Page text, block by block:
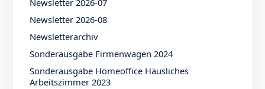
Newsletter 2026-07
Newsletter 2026-08
Newsletterarchiv
Sonderausgabe Firmenwagen 2024
Sonderausgabe Homeoffice Häusliches
Arbeitszimmer 2023